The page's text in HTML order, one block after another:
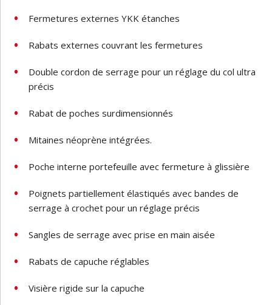
Fermetures externes YKK étanches
Rabats externes couvrant les fermetures
Double cordon de serrage pour un réglage du col ultra
précis
Rabat de poches surdimensionnés
Mitaines néoprène intégrées.
Poche interne portefeuille avec fermeture à glissière
Poignets partiellement élastiqués avec bandes de
serrage à crochet pour un réglage précis
Sangles de serrage avec prise en main aisée
Rabats de capuche réglables
Visière rigide sur la capuche